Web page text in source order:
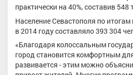
практически на 40%, составив 548
Население Севастополя по
в 2014 году составляло 393 304
«Благодаря колоссальным
город становится комфортным
развивается - этим можно